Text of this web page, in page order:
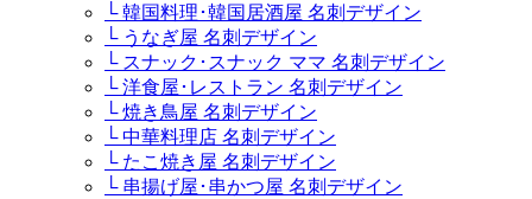
└ 韓国料理･韓国居酒屋 名刺デザイン
└ うなぎ屋 名刺デザイン
└ スナック･スナック ママ 名刺デザイン
└ 洋食屋･レストラン 名刺デザイン
└ 焼き鳥屋 名刺デザイン
└ 中華料理店 名刺デザイン
└ たこ焼き屋 名刺デザイン
└ 串揚げ屋･串かつ屋 名刺デザイン